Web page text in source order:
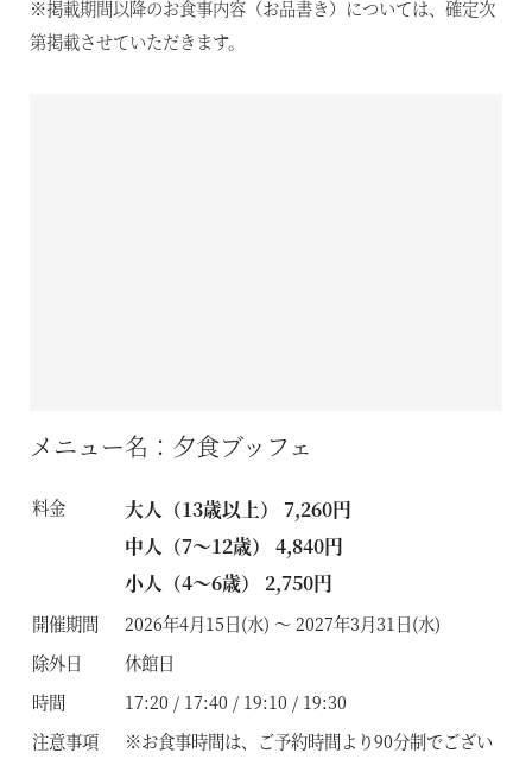
※掲載期間以降のお食事内容（お品書き）については、確定次
第掲載させていただきます。
メニュー名：夕食ブッフェ
料金
大人（13歳以上） 7,260円
中人（7～12歳） 4,840円
小人（4～6歳） 2,750円
開催期間
2026年4月15日(水) ～ 2027年3月31日(水)
除外日
休館日
時間
17:20 / 17:40 / 19:10 / 19:30
注意事項
※お食事時間は、ご予約時間より90分制でござい